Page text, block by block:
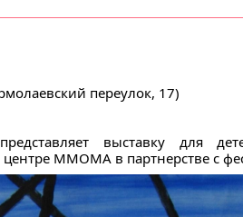
переулок, 17)
выставку для
ММОМА в партнерстве с